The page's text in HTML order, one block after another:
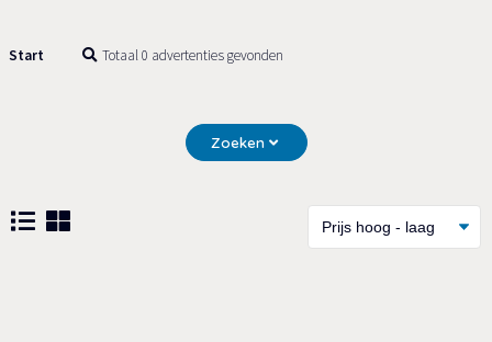
Start Totaal 0 advertenties gevonden
Zoeken